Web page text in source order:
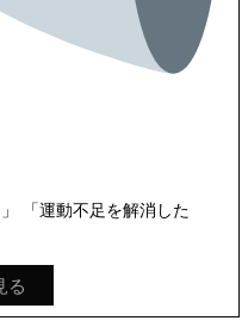
「運動不足を解消した
る